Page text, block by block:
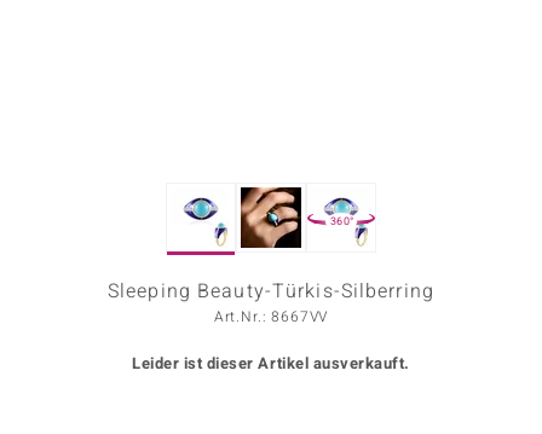
360°
Sleeping Beauty-Türkis-Silberring
Art.Nr.: 8667VV
Leider ist dieser Artikel ausverkauft.